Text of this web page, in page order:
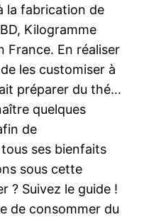
la fabrication de
Kilogramme
France. En réaliser
les customiser à
préparer du thé…
quelques
de
ses bienfaits
sous cette
? Suivez le guide !
de consommer du